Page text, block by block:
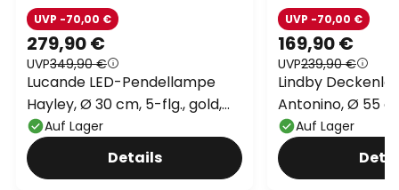
279,90 €
UVP349,90 €
UVP -70,00 €
Lucande LED-Pendellampe
Hayley, Ø 30 cm, 5-flg., gold,
GlasAuf Lager
Details
169,90 €
UVP239,90 €
UVP -70,00 €
Lindby
Antonino, Ø 55
Kristall, G9
Auf Lager